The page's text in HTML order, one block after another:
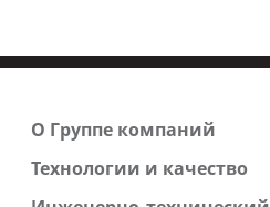
О Группе компаний
Технологии и качество